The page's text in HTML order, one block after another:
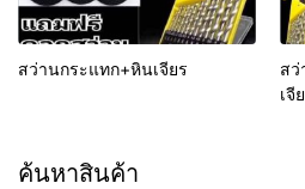
สว่านกระแทก+หินเจียร
ส
เจี
ค้นหาสินค้า